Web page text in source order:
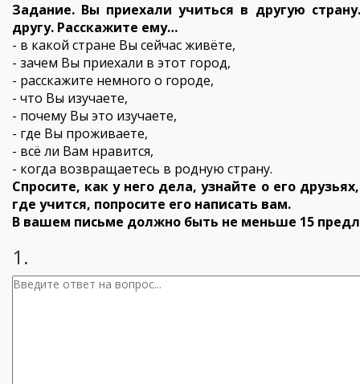
Задание. Вы приехали учиться в другую
другу. Расскажите ему…
- в какой стране Вы сейчас живёте,
- зачем Вы приехали в этот город,
- расскажите немного о городе,
- что Вы изучаете,
- почему Вы это изучаете,
- где Вы проживаете,
- всё ли Вам нравится,
- когда возвращаетесь в родную страну.
Спросите, как у него дела, узнайте о его
где учится, попросите его написать вам.
В вашем письме должно быть не меньше 15
1.